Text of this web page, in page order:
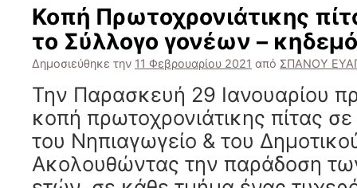
Κοπή Πρωτοχρονιάτικης
το Σύλλογο γονέων –
Δημοσιεύθηκε την 11 Φεβρουαρίου 2021 από ΣΠΑΝΟΥ
Την Παρασκευή 29 Ιανουαρίου
κοπή πρωτοχρονιάτικης πίτας
του Νηπιαγωγείο & του
Ακολουθώντας την παράδοση